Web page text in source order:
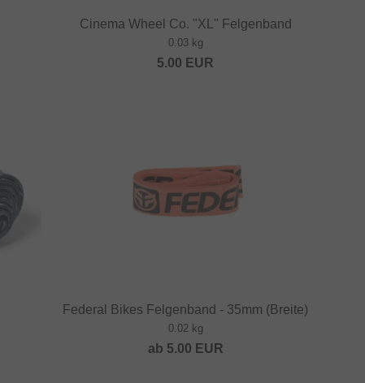
Cinema Wheel Co. "XL" Felgenband
0.03 kg
5.00 EUR
Federal Bikes Felgenband - 35mm (Breite)
0.02 kg
ab 5.00 EUR